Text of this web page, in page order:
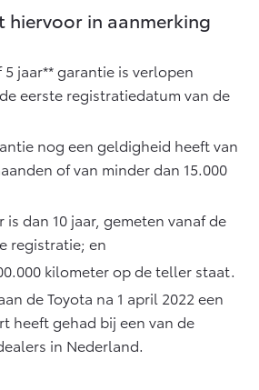
Vanaf € 27.945,-
BATTERIJ-ELEKTRISCH
Vanaf € 55.950,-
Hilux (excl. BTW)
OOK ALS BATTERIJ-
hiervoor in aanmerking
jaar** garantie is verlopen
eerste registratiedatum van de
nog een geldigheid heeft van
of van minder dan 15.000
is dan 10 jaar, gemeten vanaf de
registratie; en
kilometer op de teller staat.
de Toyota na 1 april 2022 een
heeft gehad bij een van de
in Nederland.